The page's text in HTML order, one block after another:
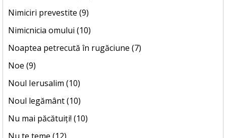
Nimiciri prevestite (9)
Nimicnicia omului (10)
Noaptea petrecută în rugăciune (7)
Noe (9)
Noul Ierusalim (10)
Noul legământ (10)
Nu mai păcătuiți! (10)